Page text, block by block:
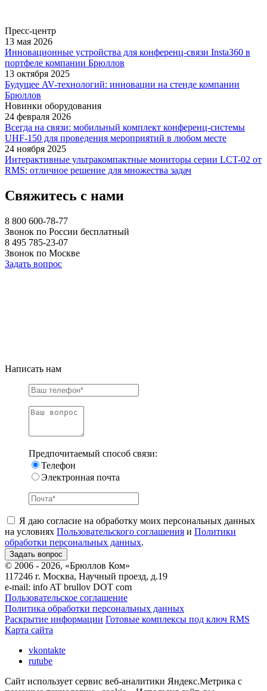
Пресс-центр
13 мая 2026
Инновационные устройства для конференц-связи Insta360 в
портфеле компании Брюллов
13 октября 2025
Будущее AV-технологий: инновации на стенде компании
Брюллов
Новинки оборудования
24 февраля 2026
Всегда на связи: мобильный комплект конференц-системы
UHF-150 для проведения мероприятий в любом месте
24 ноября 2025
Интерактивные ультракомпактные мониторы серии LCT-02 от
RMS: отличное решение для множества задач
Свяжитесь с нами
8 800 600-78-77
Звонок по России бесплатный
8 495 785-23-07
Звонок по Москве
Задать вопрос
Написать нам
Предпочитаемый способ связи:
Телефон
Электронная почта
Я даю согласие на обработку моих персональных данных
на условиях Пользовательского соглашения и Политики
обработки персональных данных.
© 2006 - 2026, «Брюллов Ком»
117246 г. Москва, Научный проезд, д.19
e-mail: info AT brullov DOT com
Пользовательское соглашение
Политика обработки персональных данных
Раскрытие информации Готовые комплексы под ключ RMS
Карта сайта
vkontakte
rutube
Сайт использует сервис веб-аналитики Яндекс.Метрика с